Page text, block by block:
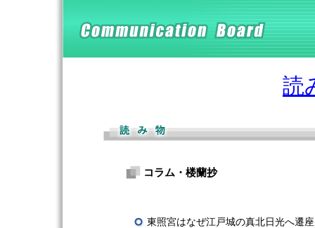
読
コラム・楼蘭抄
東照宮はなぜ江戸城の真北日光へ遷